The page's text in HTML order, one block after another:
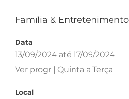
Família & Entretenimento
Data
13/09/2024 até 17/09/2024
Ver progr | Quinta a Terça
Local